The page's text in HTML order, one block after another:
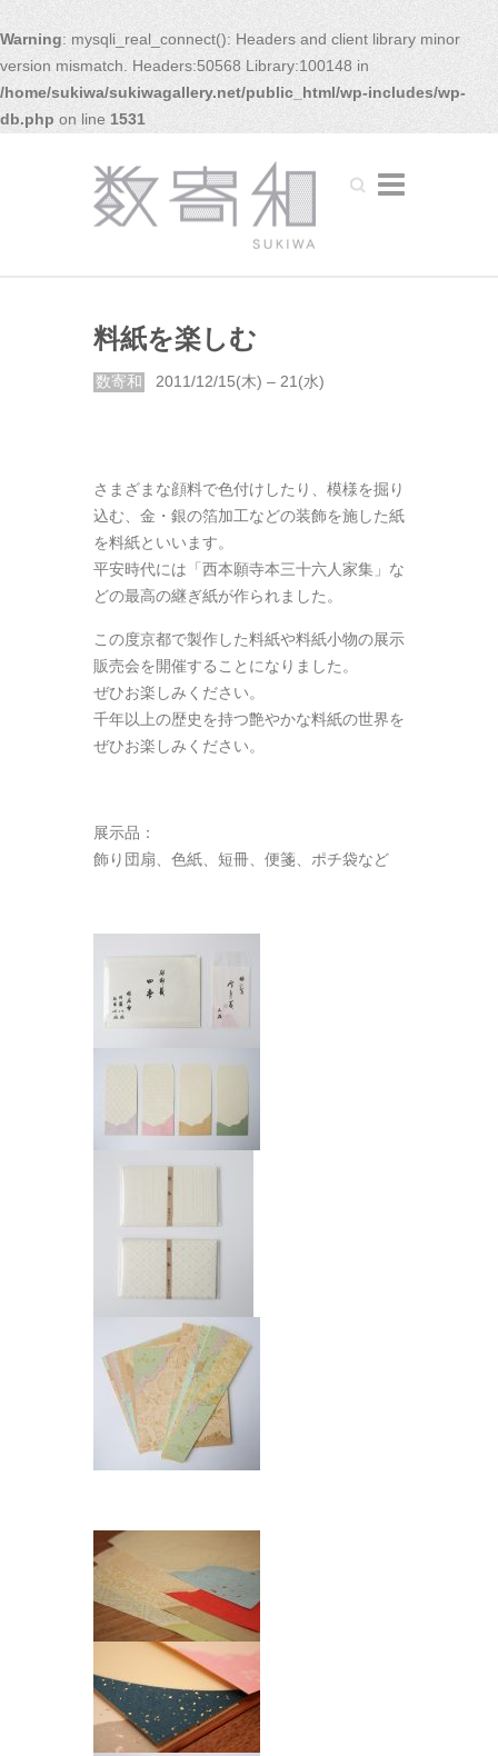
Warning: mysqli_real_connect(): Headers and client library minor
version mismatch. Headers:50568 Library:100148 in
/home/sukiwa/sukiwagallery.net/public_html/wp-includes/wp-
db.php on line 1531
Search
料紙を楽しむ
数寄和 2011/12/15(木) – 21(水)
さまざまな顔料で色付けしたり、模様を掘り
込む、金・銀の箔加工などの装飾を施した紙
を料紙といいます。
平安時代には「西本願寺本三十六人家集」な
どの最高の継ぎ紙が作られました。
この度京都で製作した料紙や料紙小物の展示
販売会を開催することになりました。
ぜひお楽しみください。
千年以上の歴史を持つ艶やかな料紙の世界を
ぜひお楽しみください。
展示品：
飾り団扇、色紙、短冊、便箋、ポチ袋など